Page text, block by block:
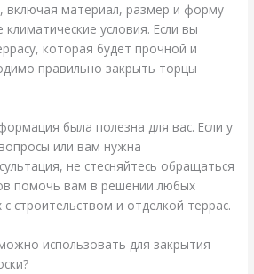
включая материал, размер и форму
условия. Если вы
которая будет прочной и
правильно закрыть торцы
была полезна для вас. Если у
или вам нужна
не стесняйтесь обращаться
помочь вам в решении любых
строительством и отделкой террас.
использовать для закрытия